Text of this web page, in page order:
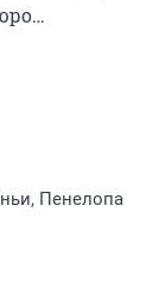
Пенелопа